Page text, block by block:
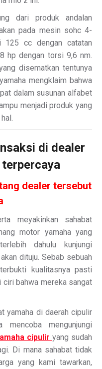
dari produk andalan
pada mesin sohc 4-
125 cc dengan catatan
hp dengan torsi 9,6 nm.
disematkan tentunya
mengklaim bahwa
dalam susunan alfabet
menjadi produk yang
di dealer
dealer tersebut
meyakinkan sahabat
motor yamaha yang
dahulu kunjungi
dituju. Sebab sebuah
kualitasnya pasti
bahwa mereka sangat
yamaha di daerah cipulir
mengunjungi
cipulir yang sudah
Di mana sahabat tidak
yang kami tawarkan,